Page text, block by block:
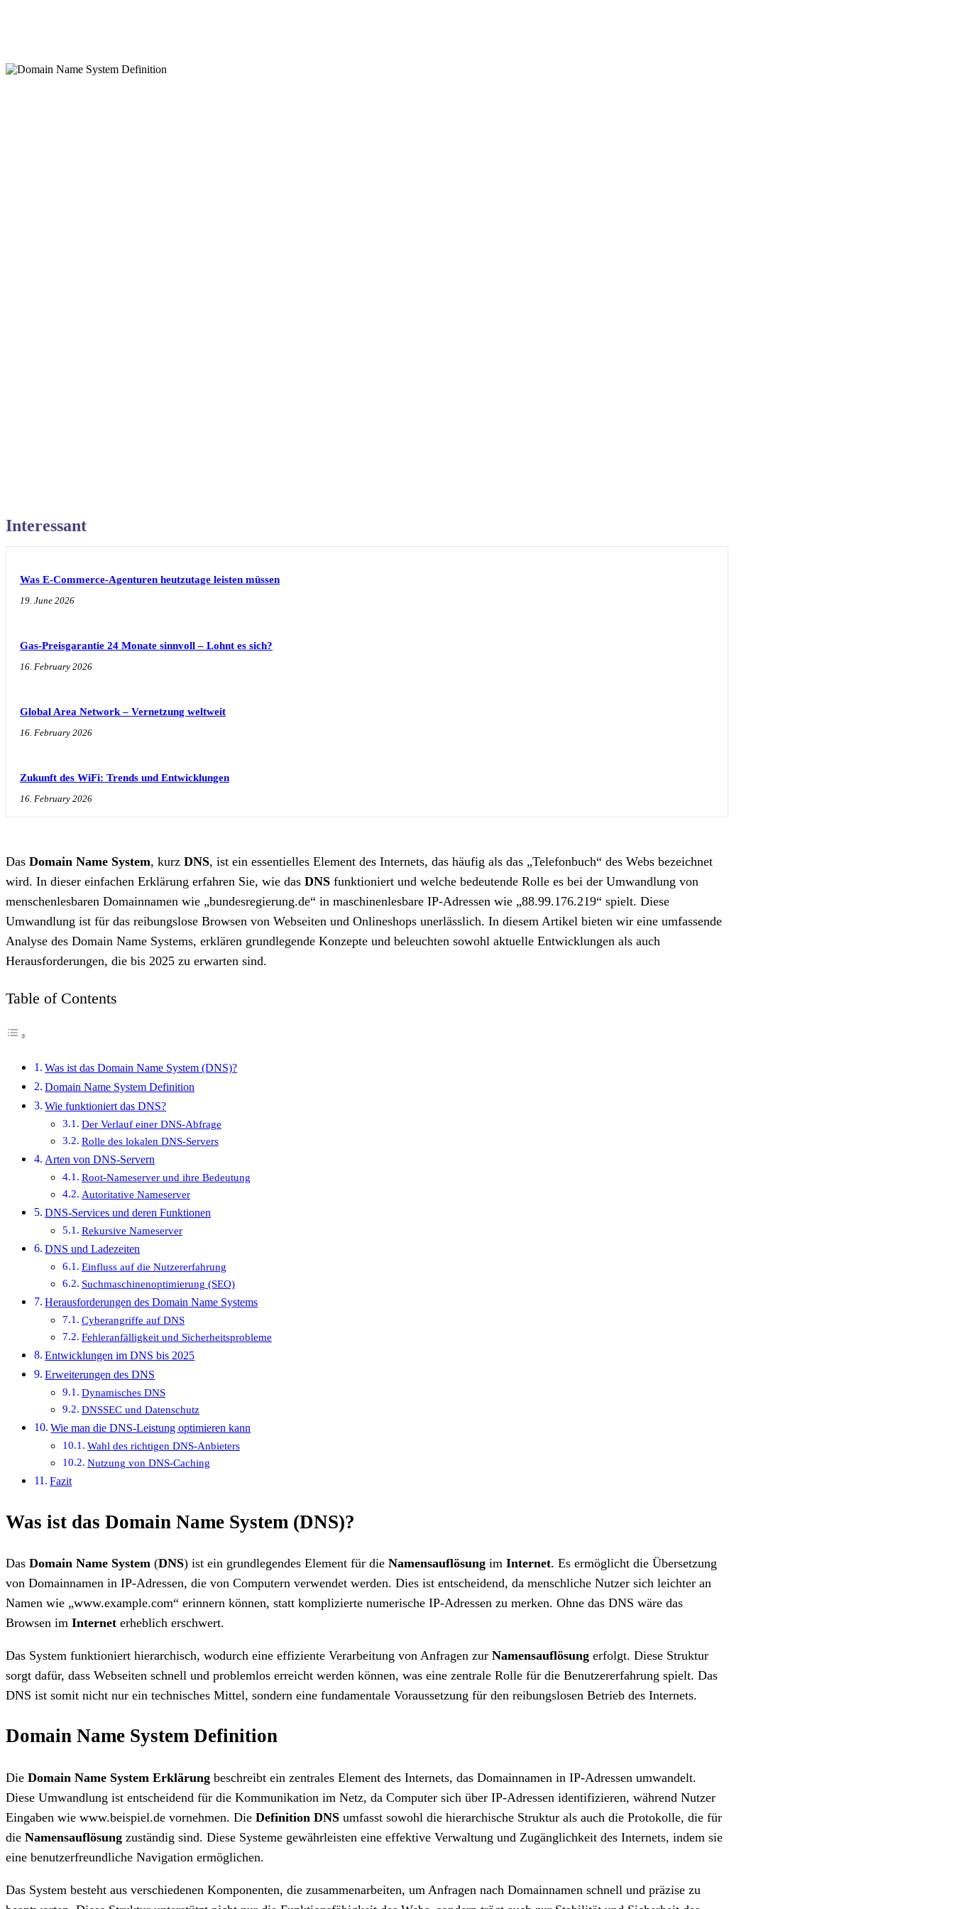
Interessant
Was E-Commerce-Agenturen heutzutage leisten müssen
19. June 2026
Gas-Preisgarantie 24 Monate sinnvoll – Lohnt es sich?
16. February 2026
Global Area Network – Vernetzung weltweit
16. February 2026
Zukunft des WiFi: Trends und Entwicklungen
16. February 2026
Das Domain Name System, kurz DNS, ist ein essentielles Element des Internets, das häufig als das „Telefonbuch“ des Webs bezeichnet
wird. In dieser einfachen Erklärung erfahren Sie, wie das DNS funktioniert und welche bedeutende Rolle es bei der Umwandlung von
menschenlesbaren Domainnamen wie „bundesregierung.de“ in maschinenlesbare IP-Adressen wie „88.99.176.219“ spielt. Diese
Umwandlung ist für das reibungslose Browsen von Webseiten und Onlineshops unerlässlich. In diesem Artikel bieten wir eine umfassende
Analyse des Domain Name Systems, erklären grundlegende Konzepte und beleuchten sowohl aktuelle Entwicklungen als auch
Herausforderungen, die bis 2025 zu erwarten sind.
Table of Contents
Was ist das Domain Name System (DNS)?
Domain Name System Definition
Wie funktioniert das DNS?
Der Verlauf einer DNS-Abfrage
Rolle des lokalen DNS-Servers
Arten von DNS-Servern
Root-Nameserver und ihre Bedeutung
Autoritative Nameserver
DNS-Services und deren Funktionen
Rekursive Nameserver
DNS und Ladezeiten
Einfluss auf die Nutzererfahrung
Suchmaschinenoptimierung (SEO)
Herausforderungen des Domain Name Systems
Cyberangriffe auf DNS
Fehleranfälligkeit und Sicherheitsprobleme
Entwicklungen im DNS bis 2025
Erweiterungen des DNS
Dynamisches DNS
DNSSEC und Datenschutz
Wie man die DNS-Leistung optimieren kann
Wahl des richtigen DNS-Anbieters
Nutzung von DNS-Caching
Fazit
Was ist das Domain Name System (DNS)?
Das Domain Name System (DNS) ist ein grundlegendes Element für die Namensauflösung im Internet. Es ermöglicht die Übersetzung
von Domainnamen in IP-Adressen, die von Computern verwendet werden. Dies ist entscheidend, da menschliche Nutzer sich leichter an
Namen wie „www.example.com“ erinnern können, statt komplizierte numerische IP-Adressen zu merken. Ohne das DNS wäre das
Browsen im Internet erheblich erschwert.
Das System funktioniert hierarchisch, wodurch eine effiziente Verarbeitung von Anfragen zur Namensauflösung erfolgt. Diese Struktur
sorgt dafür, dass Webseiten schnell und problemlos erreicht werden können, was eine zentrale Rolle für die Benutzererfahrung spielt. Das
DNS ist somit nicht nur ein technisches Mittel, sondern eine fundamentale Voraussetzung für den reibungslosen Betrieb des Internets.
Domain Name System Definition
Die Domain Name System Erklärung beschreibt ein zentrales Element des Internets, das Domainnamen in IP-Adressen umwandelt.
Diese Umwandlung ist entscheidend für die Kommunikation im Netz, da Computer sich über IP-Adressen identifizieren, während Nutzer
Eingaben wie www.beispiel.de vornehmen. Die Definition DNS umfasst sowohl die hierarchische Struktur als auch die Protokolle, die für
die Namensauflösung zuständig sind. Diese Systeme gewährleisten eine effektive Verwaltung und Zugänglichkeit des Internets, indem sie
eine benutzerfreundliche Navigation ermöglichen.
Das System besteht aus verschiedenen Komponenten, die zusammenarbeiten, um Anfragen nach Domainnamen schnell und präzise zu